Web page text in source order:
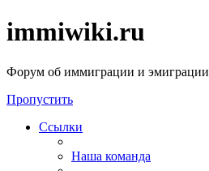
immiwiki.ru
Форум об иммиграции и эмиграции
Пропустить
Ссылки
Наша команда